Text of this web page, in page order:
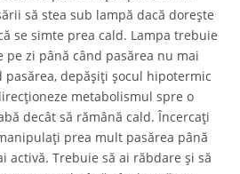
să stea sub lampă dacă dorește
se simte prea cald. Lampa trebuie
pe zi până când pasărea nu mai
depășiți șocul hipotermic
metabolismul spre o
decât să rămână cald. Încercați
prea mult pasărea până
activă. Trebuie să ai răbdare și să